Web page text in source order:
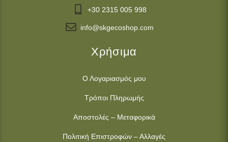
+30 2315 005 998
info@skgecoshop.com
Χρήσιμα
Ο Λογαριασμός μου
Τρόποι Πληρωμής
Αποστολές – Μεταφορικά
Πολιτική Επιστροφών – Αλλαγές